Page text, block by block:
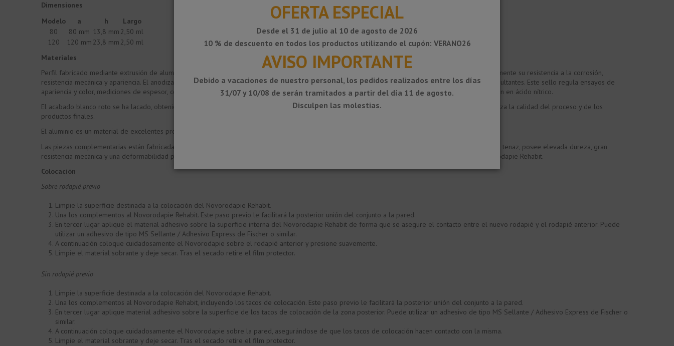
Dimensiones
Modelo
a h
Largo
80
80 mm 13,8 mm 2,50 ml
120
120 mm 23,8 mm 2,50 ml
Materiales
Perfil fabricado mediante extrusión de aluminio. Los acabados plata mate y bronce mate se han anodizado, mejorando mediante este proceso principalmente su resistencia a la corrosión,
resistencia mecánica y apariencia. El anodizado realizado posee el sello de calidad Qualanod, que garantiza la calidad del proceso y de los perfiles resultantes. Este sello regula ensayos de
apariencia y color, mediciones de espesor, control del sellado e impregnación, resistencia a la abrasión, solidez a la luz, cámara salina acética e inmersión en ácido nítrico.
El acabado blanco roto se ha lacado, obteniendo una superficie homogénea y de alta calidad. El lacado posee el sello de calidad Qualicoat, que garantiza la calidad del proceso y de los
productos finales.
El aluminio es un material de excelentes propiedades químicas y fisicomecánicas. Es ligero, tenaz, dúctil, maleable y altamente durable.
Las piezas complementarias están fabricadas en Zamak. El Zamak es una aleación no ferrosa de Zinc con Aluminio, Magnesio y Cobre (UNE EN 1774). Es tenaz, posee elevada dureza, gran
resistencia mecánica y una deformabilidad plástica excelente.El acabado superficial que se les aplica los protege y es similar a los acabados de Novorodapie Rehabit.
Colocación
Sobre rodapié previo
Limpie la superficie destinada a la colocación del Novorodapie Rehabit.
Una los complementos al Novorodapie Rehabit. Este paso previo le facilitará la posterior unión del conjunto a la pared.
En tercer lugar aplique el material adhesivo sobre la superficie interna del Novorodapie Rehabit de forma que se asegure el contacto entre el nuevo rodapié y el rodapié anterior. Puede
utilizar un adhesivo de tipo MS Sellante / Adhesivo Express de Fischer o similar.
A continuación coloque cuidadosamente el Novorodapie sobre el rodapié anterior y presione suavemente.
Limpie el material sobrante y deje secar. Tras el secado retire el film protector.
Sin rodapié previo
Limpie la superficie destinada a la colocación del Novorodapie Rehabit.
Una los complementos al Novorodapie Rehabit, incluyendo los tacos de colocación. Este paso previo le facilitará la posterior unión del conjunto a la pared.
En tercer lugar aplique material adhesivo sobre la superficie de los tacos de colocación de la zona posterior. Puede utilizar un adhesivo de tipo MS Sellante / Adhesivo Express de Fischer o
similar.
A continuación coloque cuidadosamente el Novorodapie sobre la pared, asegurándose de que los tacos de colocación hacen contacto con la misma.
Limpie el material sobrante y deje secar. Tras el secado retire el film protector.
OFERTA ESPECIAL
Desde el 31 de julio al 10 de agosto de 2026
10 % de descuento en todos los productos utilizando el cupón: VERANO26
AVISO IMPORTANTE
Debido a vacaciones de nuestro personal, los pedidos realizados entre los días
31/07 y 10/08 de serán tramitados a partir del día 11 de agosto.
Disculpen las molestias.